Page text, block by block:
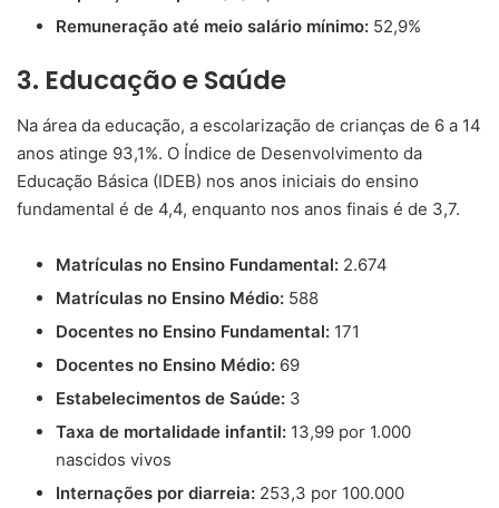
Remuneração até meio salário mínimo: 52,9%
3. Educação e Saúde
Na área da educação, a escolarização de crianças de 6 a 14
anos atinge 93,1%. O Índice de Desenvolvimento da
Educação Básica (IDEB) nos anos iniciais do ensino
fundamental é de 4,4, enquanto nos anos finais é de 3,7.
Matrículas no Ensino Fundamental: 2.674
Matrículas no Ensino Médio: 588
Docentes no Ensino Fundamental: 171
Docentes no Ensino Médio: 69
Estabelecimentos de Saúde: 3
Taxa de mortalidade infantil: 13,99 por 1.000
nascidos vivos
Internações por diarreia: 253,3 por 100.000